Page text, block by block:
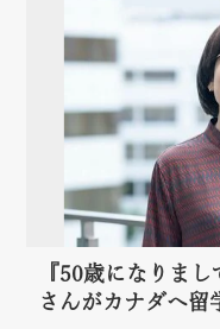
『50歳になりま
さんがカナダへ留